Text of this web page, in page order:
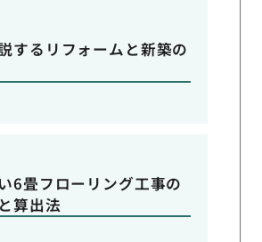
するリフォームと新築の
6畳フローリング工事の
算出法